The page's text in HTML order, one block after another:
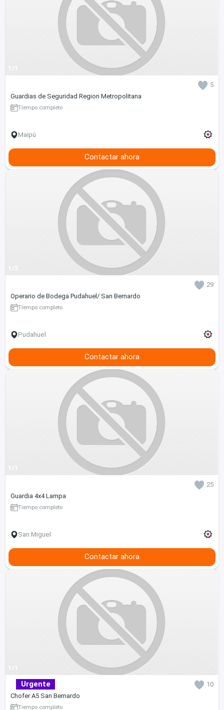
1/1
5
Guardias de Seguridad Region Metropolitana
Tiempo completo
Maipú
Contactar ahora
1/2
29
Operario de Bodega Pudahuel/ San Bernardo
Tiempo completo
Pudahuel
Contactar ahora
1/1
25
Guardia 4x4 Lampa
Tiempo completo
San Miguel
Contactar ahora
1/1
Urgente
10
Chofer A5 San Bernardo
Tiempo completo